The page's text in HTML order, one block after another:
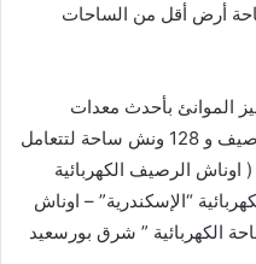
أرض أقل من الساحات
الموانئ بأحدث معدات
التشغيل بالعالم بإجمالي 44 ونش رصيف و 128 ونش ساحة لتتعامل
اوناش الرصيف الكهربائية
“الإسكندرية” – اوناش
الكهربائية ” شرق بورسعيد